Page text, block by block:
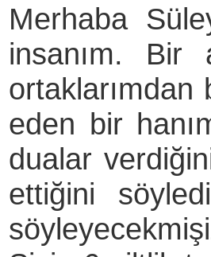
Merhaba
insanım. Bir
eden bir
dualar
ettiğini